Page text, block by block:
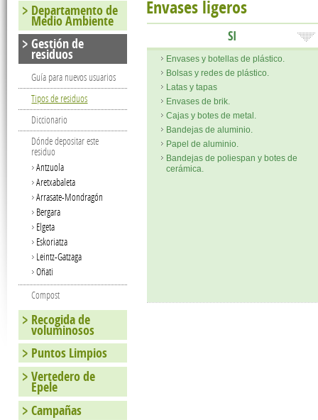
Envases ligeros
SI
Envases y botellas de plástico.
Bolsas y redes de plástico.
Latas y tapas
Envases de brik.
Cajas y botes de metal.
Bandejas de aluminio.
Papel de aluminio.
Bandejas de poliespan y botes de
cerámica.
Departamento de
Medio Ambiente
Gestión de
residuos
Guía para nuevos usuarios
Tipos de residuos
Diccionario
Dónde depositar este
residuo
Antzuola
Aretxabaleta
Arrasate-Mondragón
Bergara
Elgeta
Eskoriatza
Leintz-Gatzaga
Oñati
Compost
Recogida de
voluminosos
Puntos Limpios
Vertedero de
Epele
Campañas